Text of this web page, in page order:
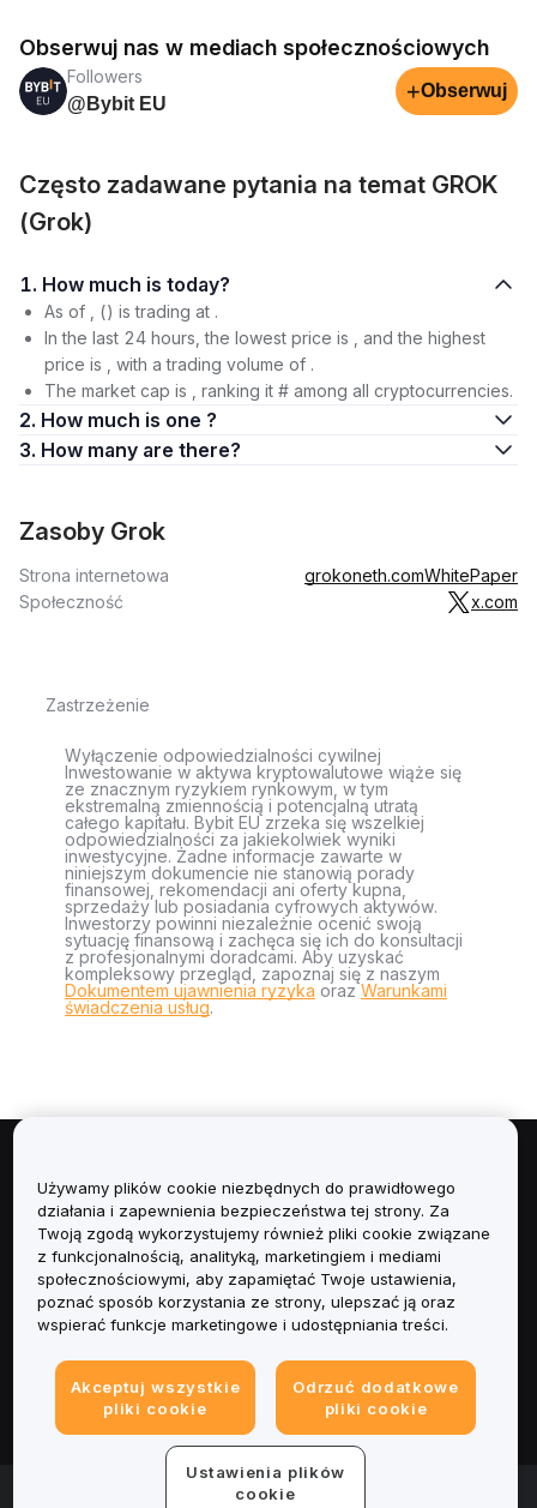
Obserwuj nas w mediach społecznościowych
Followers
@Bybit EU
+Obserwuj
Często zadawane pytania na temat GROK
(Grok)
1. How much is today?
As of , () is trading at .
In the last 24 hours, the lowest price is , and the highest
price is , with a trading volume of .
The market cap is , ranking it # among all cryptocurrencies.
2. How much is one ?
3. How many are there?
Zasoby Grok
Strona internetowa grokoneth.comWhitePaper
Społeczność
x.com
Zastrzeżenie
Wyłączenie odpowiedzialności cywilnej
Inwestowanie w aktywa kryptowalutowe wiąże się
ze znacznym ryzykiem rynkowym, w tym
ekstremalną zmiennością i potencjalną utratą
całego kapitału. Bybit EU zrzeka się wszelkiej
odpowiedzialności za jakiekolwiek wyniki
inwestycyjne. Żadne informacje zawarte w
niniejszym dokumencie nie stanowią porady
finansowej, rekomendacji ani oferty kupna,
sprzedaży lub posiadania cyfrowych aktywów.
Inwestorzy powinni niezależnie ocenić swoją
sytuację finansową i zachęca się ich do konsultacji
z profesjonalnymi doradcami. Aby uzyskać
kompleksowy przegląd, zapoznaj się z naszym
Dokumentem ujawnienia ryzyka orazWarunkami
świadczenia usług.
Informacje
Usługi
Obsługa Klienta
Informacje prawne
© 2025-2026 Bybit.eu. All rights reserved.
Używamy plików cookie niezbędnych do prawidłowego
działania i zapewnienia bezpieczeństwa tej strony. Za
Twoją zgodą wykorzystujemy również pliki cookie związane
z funkcjonalnością, analityką, marketingiem i mediami
społecznościowymi, aby zapamiętać Twoje ustawienia,
poznać sposób korzystania ze strony, ulepszać ją oraz
wspierać funkcje marketingowe i udostępniania treści.
Akceptuj wszystkie
pliki cookie
Odrzuć dodatkowe
pliki cookie
Ustawienia plików
cookie